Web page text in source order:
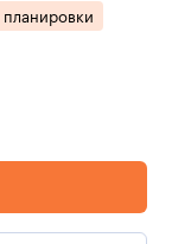
планировки